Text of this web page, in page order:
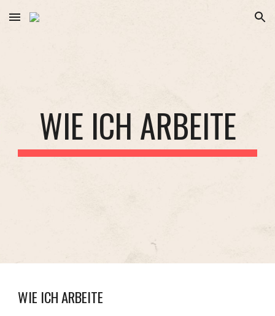
Skip to main content Skip to navigation
WIE ICH ARBEITE
WIE ICH ARBEITE